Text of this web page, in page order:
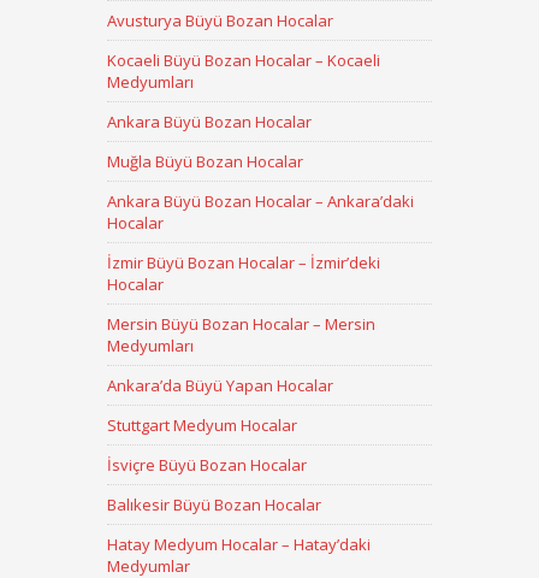
Avusturya Büyü Bozan Hocalar
Kocaeli Büyü Bozan Hocalar – Kocaeli
Medyumları
Ankara Büyü Bozan Hocalar
Muğla Büyü Bozan Hocalar
Ankara Büyü Bozan Hocalar – Ankara’daki
Hocalar
İzmir Büyü Bozan Hocalar – İzmir’deki
Hocalar
Mersin Büyü Bozan Hocalar – Mersin
Medyumları
Ankara’da Büyü Yapan Hocalar
Stuttgart Medyum Hocalar
İsviçre Büyü Bozan Hocalar
Balıkesir Büyü Bozan Hocalar
Hatay Medyum Hocalar – Hatay’daki
Medyumlar